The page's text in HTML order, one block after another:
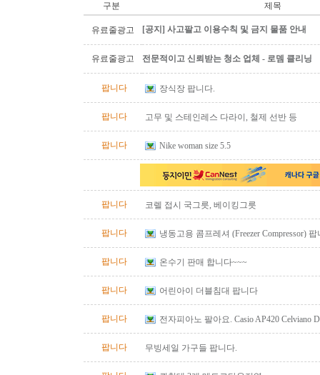
구분 제목
유료줄광고 [공지] 사고팔고 이용수칙 및 금지 물품 안내
유료줄광고 전문적이고 신뢰받는 청소 업체 - 로뎀 클리닝
팝니다 장식장 팝니다.
팝니다 고무 및 스테인레스 다라이, 철제 선반 등
팝니다 Nike woman size 5.5
팝니다 코렐 접시 국그릇, 베이킹그릇
팝니다 냉동고용 콤프레셔 (Freezer Compressor) 팝
팝니다 온수기 판매 합니다~~~
팝니다 어린아이 더블침대 팝니다
팝니다
전자피아노 팔아요. Casio AP420 Celviano
팝니다
무빙세일 가구들 팝니다.